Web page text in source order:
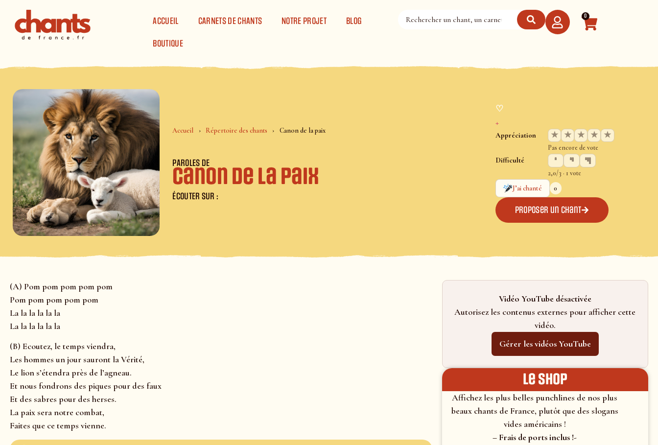
ACCUEIL
CARNETS DE CHANTS NOTRE PROJET BLOG
BOUTIQUE
0
Accueil Répertoire des chants Canon de la paix
PAROLES DE
Canon de la paix
ÉCOUTER SUR :
♡
+
Appréciation ★ ★ ★ ★ ★
Pas encore de vote
Difficulté
2,0/3 · 1 vote
J’ai chanté
0
Proposer un chant
(A) Pom pom pom pom pom
Pom pom pom pom pom
La la la la la la
La la la la la la
(B) Ecoutez, le temps viendra,
Les hommes un jour sauront la Vérité,
Le lion s’étendra près de l’agneau.
Et nous fondrons des piques pour des faux
Et des sabres pour des herses.
La paix sera notre combat,
Faites que ce temps vienne.
Vidéo YouTube désactivée
Autorisez les contenus externes pour afficher cette
vidéo.
Gérer les vidéos YouTube
le shop
Affichez les plus belles punchlines de nos plus
beaux chants de France, plutôt que des slogans
vides américains !
– Frais de ports inclus !-